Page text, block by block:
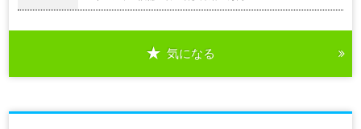
気になる